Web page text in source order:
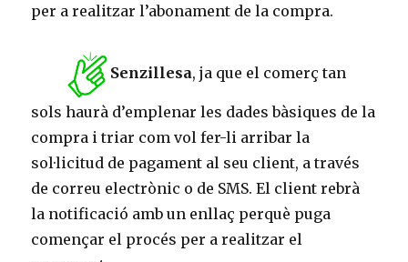
per a realitzar l’abonament de la compra.
Senzillesa, ja que el comerç tan
sols haurà d’emplenar les dades bàsiques de la
compra i triar com vol fer-li arribar la
sol·licitud de pagament al seu client, a través
de correu electrònic o de SMS. El client rebrà
la notificació amb un enllaç perquè puga
començar el procés per a realitzar el